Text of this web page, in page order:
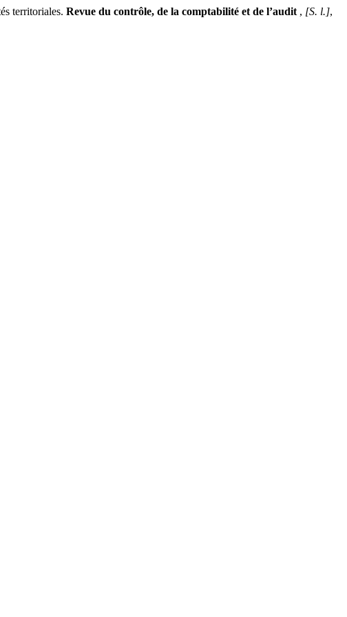
territoriales. Revue du contrôle, de la comptabilité et de l’audit , [S. l.],